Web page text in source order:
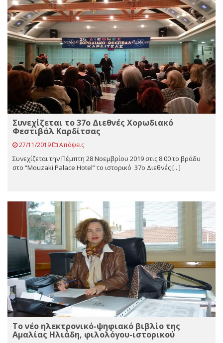
Συνεχίζεται το 37ο Διεθνές Χορωδιακό
Φεστιβάλ Καρδίτσας
27/11/2019 Απόψεις
Συνεχίζεται την Πέμπτη 28 Νοεμβρίου 2019 στις 8:00 το βράδυ
στο “Mouzaki Palace Hotel” το ιστορικό 37ο Διεθνές [...]
Το νέο ηλεκτρονικό-ψηφιακό βιβλίο της
Αμαλίας Ηλιάδη, φιλολόγου-ιστορικού